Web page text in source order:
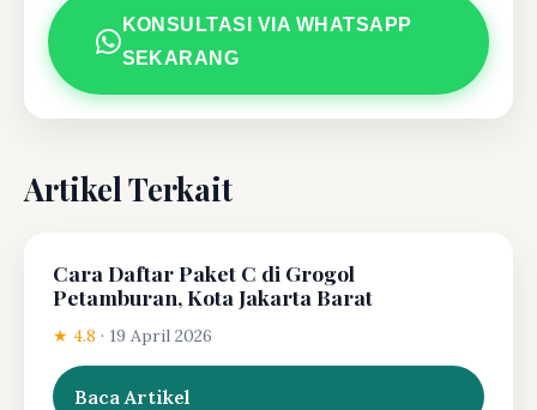
KONSULTASI VIA WHATSAPP
SEKARANG
Artikel Terkait
Cara Daftar Paket C di Grogol
Petamburan, Kota Jakarta Barat
★ 4.8 · 19 April 2026
Baca Artikel